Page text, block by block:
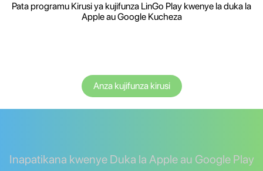
Pata programu Kirusi ya kujifunza LinGo Play kwenye la duka la
Apple au Google Kucheza
Anza kujifunza kirusi
Inapatikana kwenye Duka la Apple au Google Play